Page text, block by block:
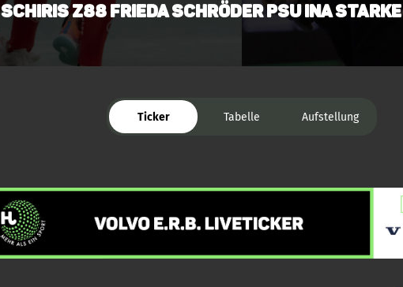
Schiris Z88 Frieda Schröder PSU Ina Starke
Ticker Tabelle Aufstellung